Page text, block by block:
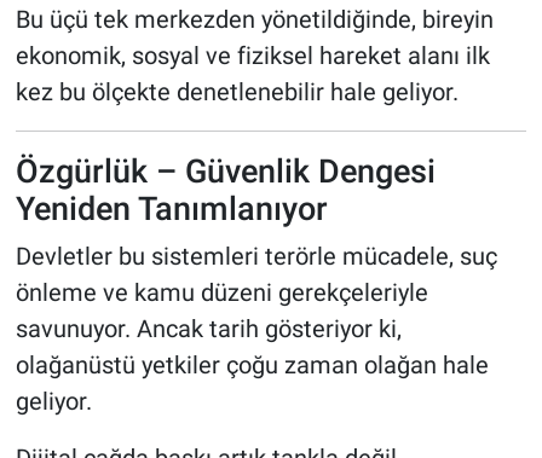
Bu üçü tek merkezden yönetildiğinde, bireyin
ekonomik, sosyal ve fiziksel hareket alanı ilk
kez bu ölçekte denetlenebilir hale geliyor.
Özgürlük – Güvenlik Dengesi
Yeniden Tanımlanıyor
Devletler bu sistemleri terörle mücadele, suç
önleme ve kamu düzeni gerekçeleriyle
savunuyor. Ancak tarih gösteriyor ki,
olağanüstü yetkiler çoğu zaman olağan hale
geliyor.